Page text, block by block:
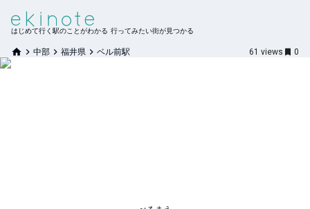
はじめて行く駅のことがわかる 行ってみたい街が見つかる
中部 福井県 ベル前駅 61 views 0